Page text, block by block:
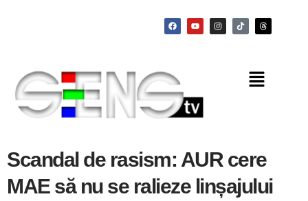
Scandal de rasism: AUR cere
MAE să nu se ralieze linșajului